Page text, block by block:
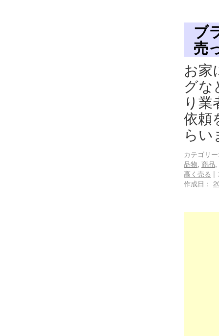
ブ
売
お家
グな
り業
依頼
ら
カテゴリ
品物, 商品,
高く売る |
作成日：